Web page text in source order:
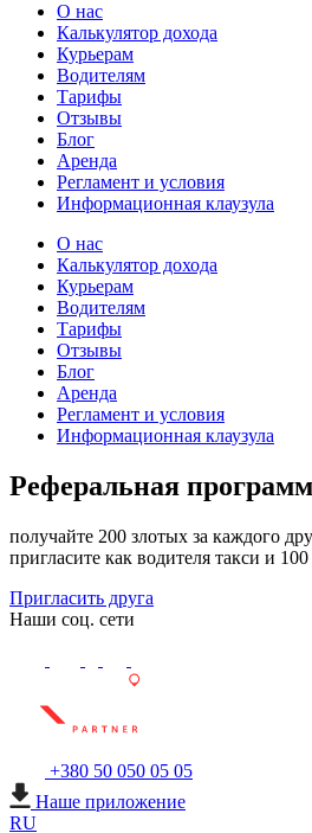
О нас
Калькулятор дохода
Курьерам
Водителям
Тарифы
Отзывы
Блог
Аренда
Регламент и условия
Информационная клаузула
О нас
Калькулятор дохода
Курьерам
Водителям
Тарифы
Отзывы
Блог
Аренда
Регламент и условия
Информационная клаузула
Реферальная
получайте 200 злотых за каждого
пригласите как водителя такси и
Пригласить друга
Наши соц. сети
+380 50 050 05 05
Наше приложение
RU